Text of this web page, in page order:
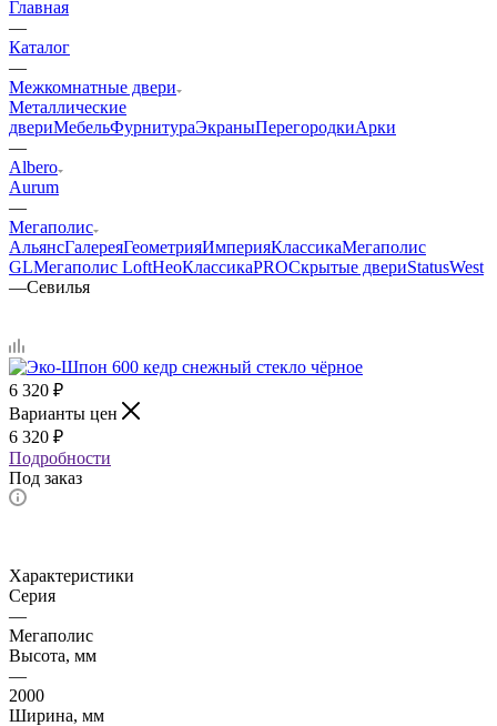
Главная
—
Каталог
—
Межкомнатные двери
Металлические
двериМебельФурнитураЭкраныПерегородкиАрки
—
Albero
Aurum
—
Мегаполис
АльянсГалереяГеометрияИмперияКлассикаМегаполис
GLМегаполис LoftНеоКлассикаPROСкрытые двериStatusWest
—Севилья
6 320 ₽
Варианты цен
6 320 ₽
Подробности
Под заказ
Характеристики
Серия
—
Мегаполис
Высота, мм
—
2000
Ширина, мм